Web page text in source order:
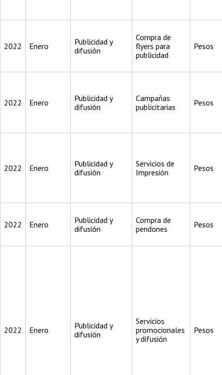
2022 Enero
Publicidad y
difusión
Compra de
flyers para
publicidad
Pesos
2022 Enero
Publicidad y
difusión
Campañas
publicitarias
Pesos
2022 Enero
Publicidad y
difusión
Servicios de
Impresión
Pesos
2022 Enero
Publicidad y
difusión
Compra de
pendones
Pesos
2022 Enero
Publicidad y
difusión
Servicios
promocionales
y difusión
Pesos